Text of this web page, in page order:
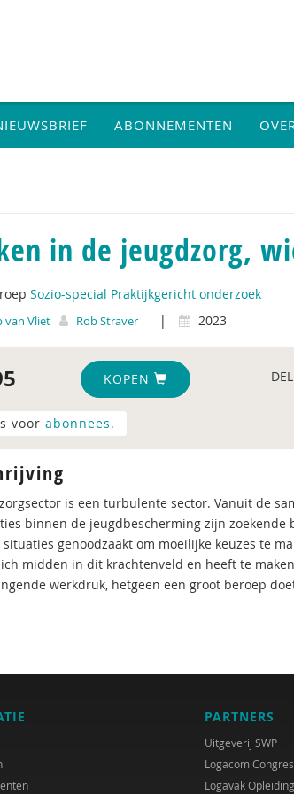
ABONNEMENTEN
in de jeugdzorg,
Sozio-special Praktijkgericht onderzoek
van Vliet Rob Straver | 2023
KOPEN
voor abonnees.
is een turbulente sector. Vanuit de
binnen de jeugdbescherming zijn
genoodzaakt om moeilijke keuzes te
midden in dit krachtenveld en heeft te
werkdruk, hetgeen een groot beroep
PARTNERS
Uitgeverij SWP
Logacom
Logavak